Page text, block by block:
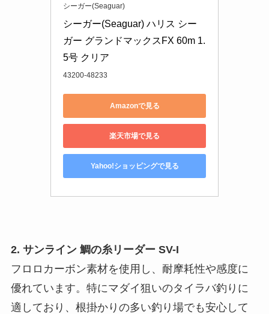
シーガー(Seaguar)
シーガー(Seaguar) ハリス シー
ガー グランドマックスFX 60m 1.
5号 クリア
43200-48233
Amazonで見る
楽天市場で見る
Yahoo!ショッピングで見る
2. サンライン 鯛の糸リーダー SV-I
フロロカーボン素材を使用し、耐摩耗性や感度に
優れています。特にマダイ狙いのタイラバ釣りに
適しており、根掛かりの多い釣り場でも安心して